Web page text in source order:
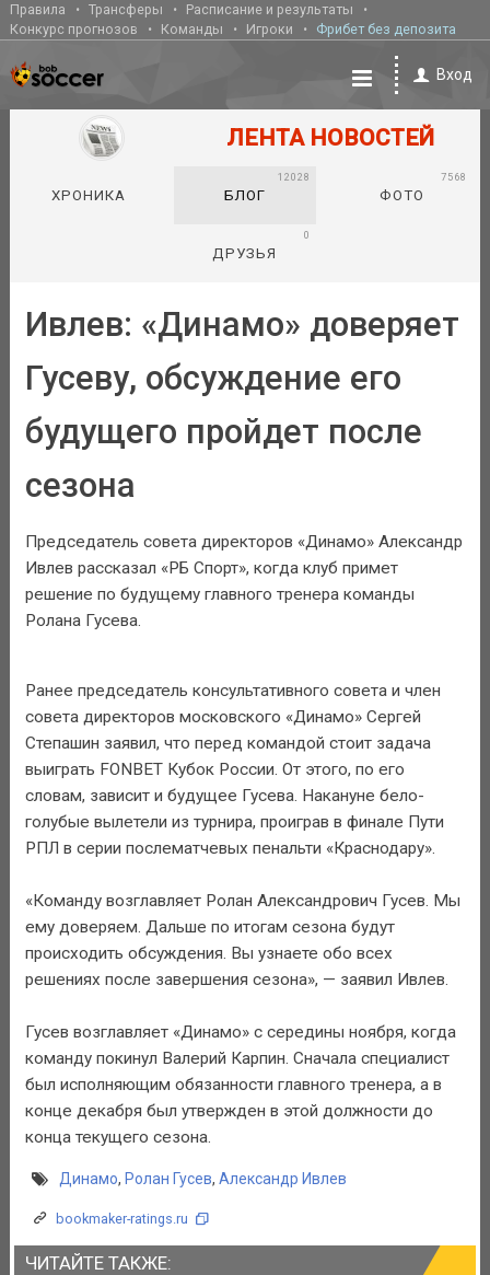
Правила Трансферы
Расписание и результаты
Конкурс прогнозов
Команды Игроки Фрибет без депозита
Вход
ЛЕНТА НОВОСТЕЙ
ХРОНИКА БЛОГ
12028
ФОТО
7568
ДРУЗЬЯ
0
Ивлев: «Динамо» доверяет
Гусеву, обсуждение его
будущего пройдет после
сезона
Председатель совета директоров «Динамо» Александр
Ивлев рассказал «РБ Спорт», когда клуб примет
решение по будущему главного тренера команды
Ролана Гусева.
Ранее председатель консультативного совета и член
совета директоров московского «Динамо» Сергей
Степашин заявил, что перед командой стоит задача
выиграть FONBET Кубок России. От этого, по его
словам, зависит и будущее Гусева. Накануне бело-
голубые вылетели из турнира, проиграв в финале Пути
РПЛ в серии послематчевых пенальти «Краснодару».
«Команду возглавляет Ролан Александрович Гусев. Мы
ему доверяем. Дальше по итогам сезона будут
происходить обсуждения. Вы узнаете обо всех
решениях после завершения сезона», — заявил Ивлев.
Гусев возглавляет «Динамо» с середины ноября, когда
команду покинул Валерий Карпин. Сначала специалист
был исполняющим обязанности главного тренера, а в
конце декабря был утвержден в этой должности до
конца текущего сезона.
Динамо, Ролан Гусев, Александр Ивлев
bookmaker-ratings.ru
ЧИТАЙТЕ ТАКЖЕ: